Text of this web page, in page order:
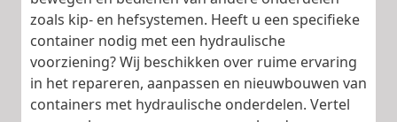
zoals kip- en hefsystemen. Heeft u een specifieke
container nodig met een hydraulische
voorziening? Wij beschikken over ruime ervaring
in het repareren, aanpassen en nieuwbouwen van
containers met hydraulische onderdelen. Vertel